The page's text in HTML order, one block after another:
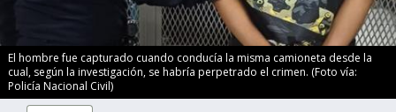
El hombre fue capturado cuando conducía la misma camioneta desde la
cual, según la investigación, se habría perpetrado el crimen. (Foto vía:
Policía Nacional Civil)